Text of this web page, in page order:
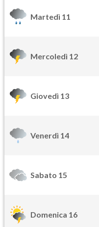
Martedì 11
Mercoledì 12
Giovedì 13
Venerdì 14
Sabato 15
Domenica 16